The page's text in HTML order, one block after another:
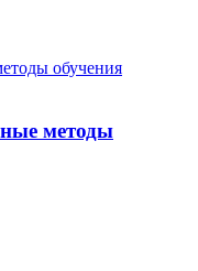
методы